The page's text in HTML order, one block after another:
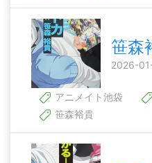
笹森
2026-
アニメイト池袋
笹森裕貴